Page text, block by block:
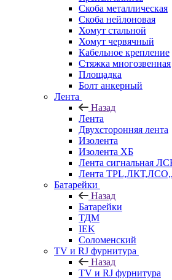
Скоба металлическая
Скоба нейлоновая
Хомут стальной
Хомут червячный
Кабельное крепление
Стяжка многозвенная
Площадка
Болт анкерный
Лента
Назад
Лента
Двухсторонняя лента
Изолента
Изолента ХБ
Лента сигнальная
Лента
Батарейки
Назад
Батарейки
ТДМ
IEK
Соломенский
TV и RJ фурнитура
Назад
TV и RJ фурнитура